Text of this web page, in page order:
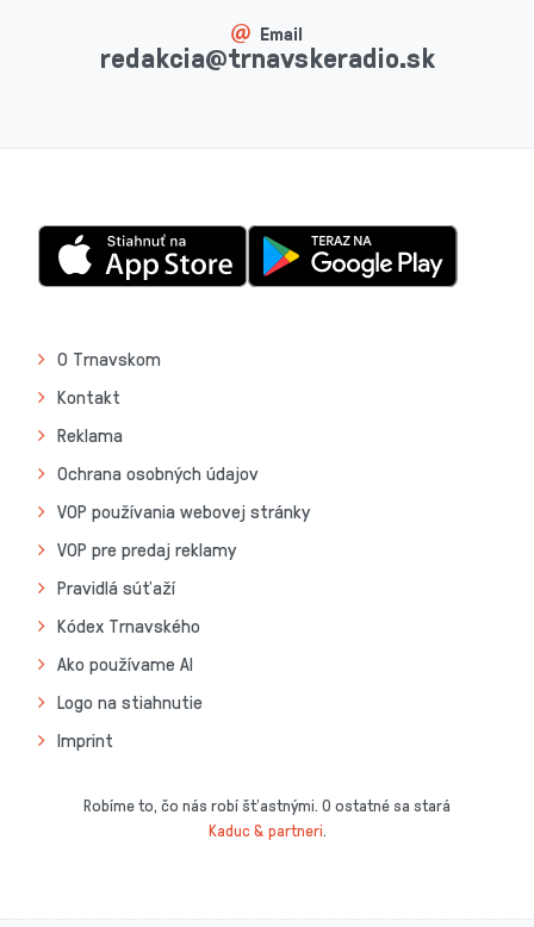
Email
redakcia@trnavskeradio.sk
O Trnavskom
Kontakt
Reklama
Ochrana osobných údajov
VOP používania webovej stránky
VOP pre predaj reklamy
Pravidlá súťaží
Kódex Trnavského
Ako používame AI
Logo na stiahnutie
Imprint
Robíme to, čo nás robí šťastnými. O ostatné sa stará
Kaduc & partneri.